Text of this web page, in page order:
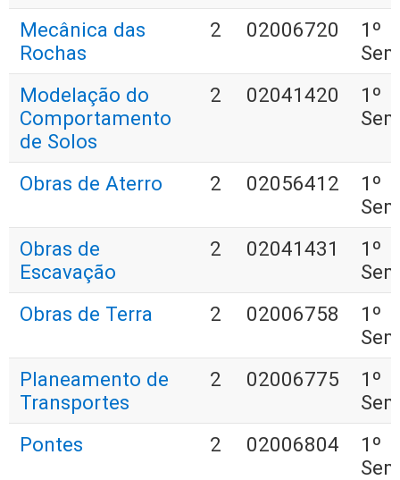
Mecânica das
Rochas
2 02006720
1º
Modelação do
Comportamento
de Solos
2 02041420
1º
Obras de Aterro 2 02056412
1º
Obras de
Escavação
2 02041431
1º
Obras de Terra
2 02006758
1º
Planeamento de
Transportes
2 02006775
1º
Pontes
2 02006804
1º